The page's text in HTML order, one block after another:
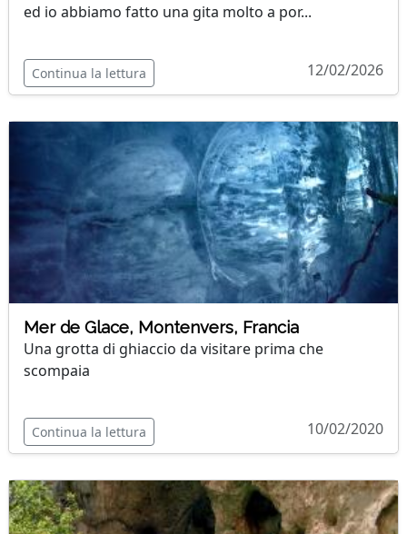
ed io abbiamo fatto una gita molto a por...
Continua la lettura 12/02/2026
Mer de Glace, Montenvers, Francia
Una grotta di ghiaccio da visitare prima che
scompaia
Continua la lettura 10/02/2020